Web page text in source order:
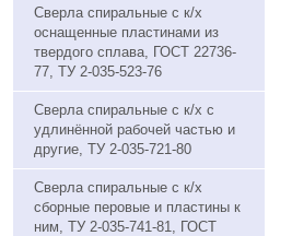
Сверла спиральные с к/х
оснащенные пластинами из
твердого сплава, ГОСТ 22736-
77, ТУ 2-035-523-76
Сверла спиральные с к/х с
удлинённой рабочей частью и
другие, ТУ 2-035-721-80
Сверла спиральные с к/х
сборные перовые и пластины к
ним, ТУ 2-035-741-81, ГОСТ